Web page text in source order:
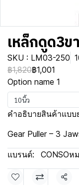
เหล็กดูด3ข
SKU : LM03-250
฿1,820฿1,001
Option name 1
10นิ้ว
คำอธิบายสินค้าแบบ
Gear Puller – 3
แบรนด์: CONSOห
แชร์